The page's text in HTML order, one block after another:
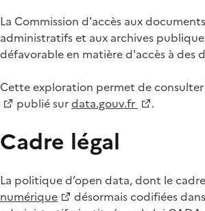
La Commission d'accès aux
administratifs et aux archives
défavorable en matière d'accès à
Cette exploration permet de consulter
publié surdata.gouv.fr .
Cadre légal
La politique d’open data, dont le
numérique
désormais codifiées